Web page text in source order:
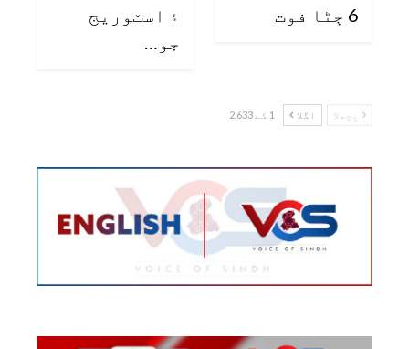
6 ڄڻا فوت
۽ اسٽوريج
جو…
پچھلا اگلا 1 کے 2,633